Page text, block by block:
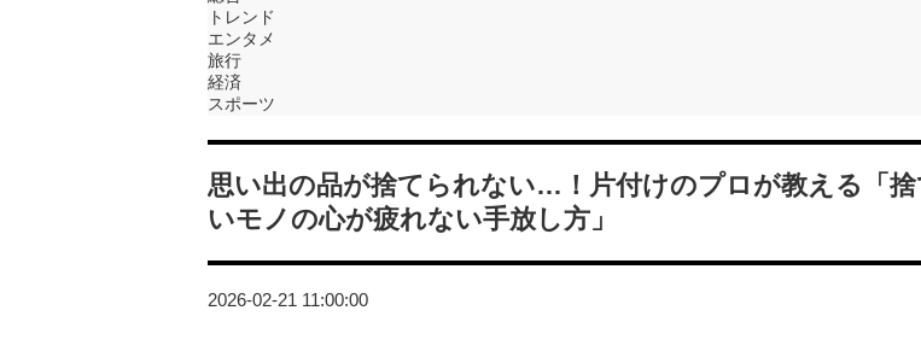
トレンド
エンタメ
旅行
経済
スポーツ
思い出の品が捨てられない…！片付けのプロが教える「捨
いモノの心が疲れない手放し方」
2026-02-21 11:00:00